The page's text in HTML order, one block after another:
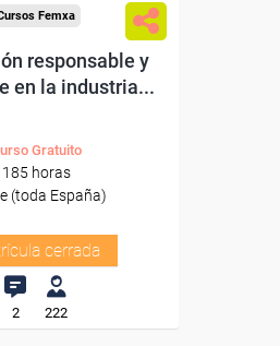
Femxa
responsable y
en la industria...
Gratuito
185 horas
(toda España)
cerrada
2 222